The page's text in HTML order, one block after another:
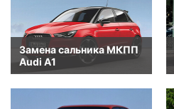
Замена сальника МКПП
Audi A1